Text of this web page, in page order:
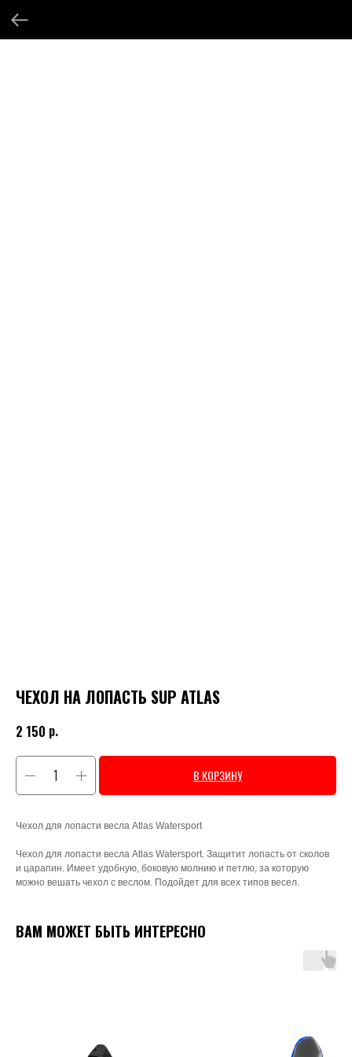
ЧЕХОЛ НА ЛОПАСТЬ SUP ATLAS
2 150 р.
В КОРЗИНУ
Чехол для лопасти весла Atlas Watersport
Чехол для лопасти весла Atlas Watersport. Защитит лопасть от сколов
и царапин. Имеет удобную, боковую молнию и петлю, за которую
можно вешать чехол с веслом. Подойдет для всех типов весел.
ВАМ МОЖЕТ БЫТЬ ИНТЕРЕСНО